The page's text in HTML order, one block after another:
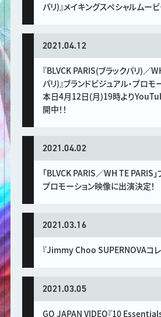
パリ)』メイキングスペシャルムービ
2021.04.12
『BLVCK PARIS(ブラックパリ)／
パリ)』ブランドビジュアル・プロ
本日4月12日(月)19時より
開中！！
2021.04.02
「BLVCK PARIS／WH TE PARIS」
プロモーション映像に出演決定！
2021.03.16
『Jimmy Choo SUPERNOVAコレ
2021.03.05
GQ JAPAN VIDEO​『10